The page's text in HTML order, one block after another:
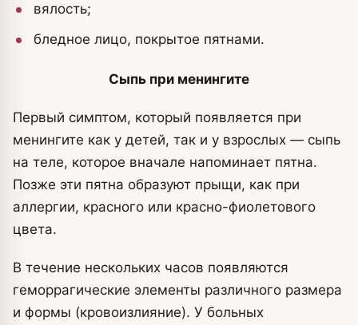
вялость;
бледное лицо, покрытое пятнами.
Сыпь при менингите
Первый симптом, который появляется при
менингите как у детей, так и у взрослых — сыпь
на теле, которое вначале напоминает пятна.
Позже эти пятна образуют прыщи, как при
аллергии, красного или красно-фиолетового
цвета.
В течение нескольких часов появляются
геморрагические элементы различного размера
и формы (кровоизлияние). У больных